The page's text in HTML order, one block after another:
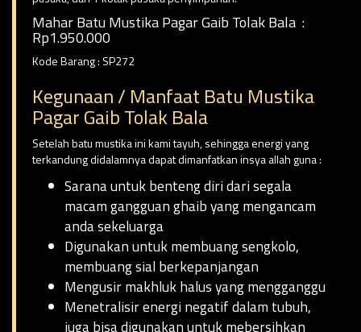
Mahar Batu Mustika Pagar Gaib Tolak Bala :
Rp1.950.000
Kode Barang : SP272
Kegunaan / Manfaat Batu Mustika
Pagar Gaib Tolak Bala
Setelah batu mustika ini kami tayuh, sehingga energi yang
terkandung didalamnya dapat dimanfatkan insya allah guna :
Sarana untuk benteng diri dari segala
macam gangguan ghaib yang mengancam
anda sekeluarga
Digunakan untuk membuang sengkolo,
membuang sial berkepanjangan
Mengusir makhluk halus yang mengganggu
Menetralisir energi negatif dalam tubuh,
juga bisa digunakan untuk mebersihkan